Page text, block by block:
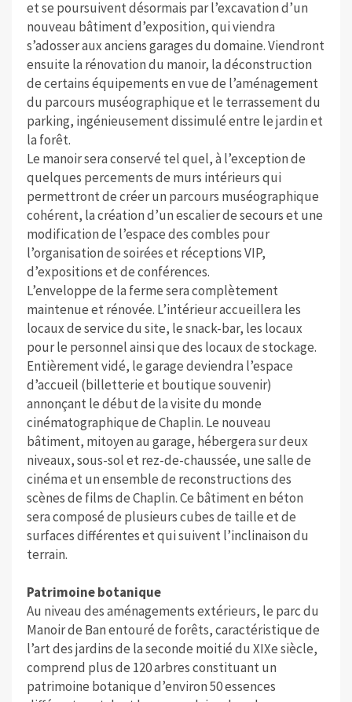
et se poursuivent désormais par l’excavation d’un
nouveau bâtiment d’exposition, qui viendra
s’adosser aux anciens garages du domaine. Viendront
ensuite la rénovation du manoir, la déconstruction
de certains équipements en vue de l’aménagement
du parcours muséographique et le terrassement du
parking, ingénieusement dissimulé entre le jardin et
la forêt.
Le manoir sera conservé tel quel, à l’exception de
quelques percements de murs intérieurs qui
permettront de créer un parcours muséographique
cohérent, la création d’un escalier de secours et une
modification de l’espace des combles pour
l’organisation de soirées et réceptions VIP,
d’expositions et de conférences.
L’enveloppe de la ferme sera complètement
maintenue et rénovée. L’intérieur accueillera les
locaux de service du site, le snack-bar, les locaux
pour le personnel ainsi que des locaux de stockage.
Entièrement vidé, le garage deviendra l’espace
d’accueil (billetterie et boutique souvenir)
annonçant le début de la visite du monde
cinématographique de Chaplin. Le nouveau
bâtiment, mitoyen au garage, hébergera sur deux
niveaux, sous-sol et rez-de-chaussée, une salle de
cinéma et un ensemble de reconstructions des
scènes de films de Chaplin. Ce bâtiment en béton
sera composé de plusieurs cubes de taille et de
surfaces différentes et qui suivent l’inclinaison du
terrain.
Patrimoine botanique
Au niveau des aménagements extérieurs, le parc du
Manoir de Ban entouré de forêts, caractéristique de
l’art des jardins de la seconde moitié du XIXe siècle,
comprend plus de 120 arbres constituant un
patrimoine botanique d’environ 50 essences